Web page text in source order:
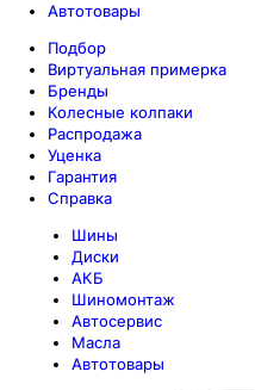
Автотовары
Подбор
Виртуальная примерка
Бренды
Колесные колпаки
Распродажа
Уценка
Гарантия
Справка
Шины
Диски
АКБ
Шиномонтаж
Автосервис
Масла
Автотовары